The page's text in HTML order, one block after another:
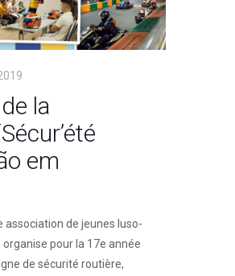
la
em
association de jeunes luso-
pour la 17e année
de sécurité routière,